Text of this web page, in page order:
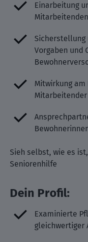
Einarbeitung
Sicherstellung
Vorgaben und
Mitwirkung
Sieh selbst, wie es
Seniorenhilfe
Dein Profil:
Examinierte
gleichwertiger